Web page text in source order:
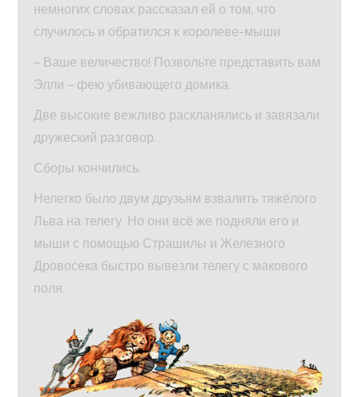
немногих словах рассказал ей о том, что
случилось и обратился к королеве-мыши:
– Ваше величество! Позвольте представить вам
Элли – фею убивающего домика.
Две высокие вежливо раскланялись и завязали
дружеский разговор…
Сборы кончились.
Нелегко было двум друзьям взвалить тяжёлого
Льва на телегу. Но они всё же подняли его и
мыши с помощью Страшилы и Железного
Дровосека быстро вывезли телегу с макового
поля.